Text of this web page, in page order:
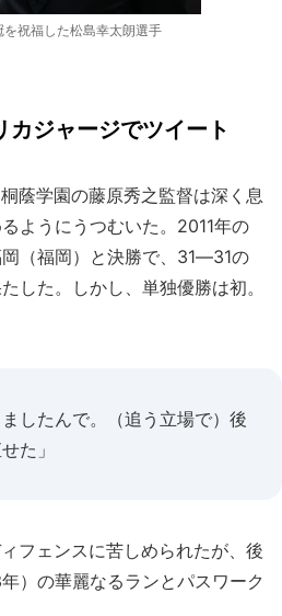
祝福した松島幸太朗選手
カジャージでツイート
蔭学園の藤原秀之監督は深く息
ようにうつむいた。2011年の
（福岡）と決勝で、31―31の
した。しかし、単独優勝は初。
したんで。（追う立場で）後
た」
フェンスに苦しめられたが、後
）の華麗なるランとパスワーク